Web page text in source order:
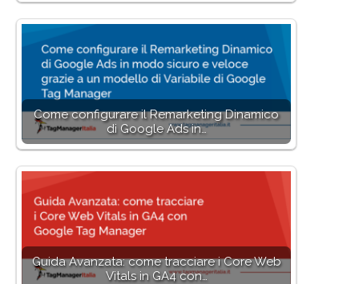
Come configurare il Remarketing Dinamico
di Google Ads in…
Guida Avanzata: come tracciare i Core Web
Vitals in GA4 con…